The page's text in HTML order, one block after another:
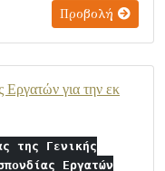
Προβολή
Εργατών για την εκ
της Γενικής
Εργατών